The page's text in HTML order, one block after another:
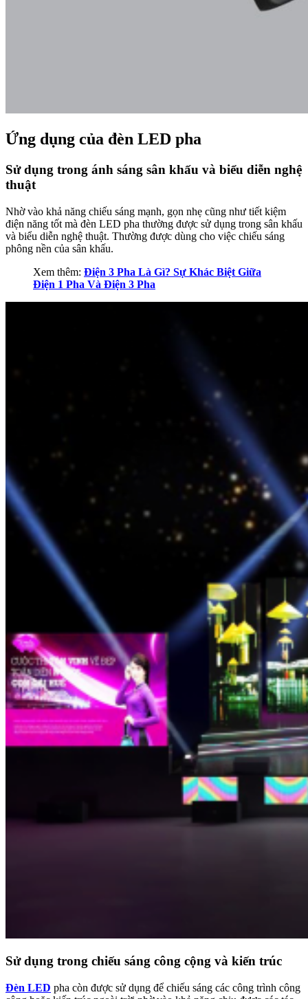
Ứng dụng của đèn LED pha
Sử dụng trong ánh sáng sân khấu và biểu diễn nghệ
thuật
Nhờ vào khả năng chiếu sáng mạnh, gọn nhẹ cũng như tiết kiệm
điện năng tốt mà đèn LED pha thường được sử dụng trong sân khấu
và biểu diễn nghệ thuật. Thường được dùng cho việc chiếu sáng
phông nền của sân khấu.
Xem thêm: Điện 3 Pha Là Gì? Sự Khác Biệt Giữa
Điện 1 Pha Và Điện 3 Pha
Sử dụng trong chiếu sáng công cộng và kiến trúc
Đèn LED pha còn được sử dụng để chiếu sáng các công trình công